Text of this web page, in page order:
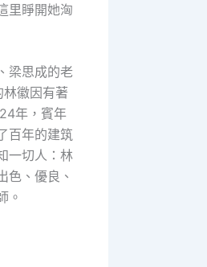
里睜開她洶
梁思成的老
徽因有著
年，賓年
百年的建筑
一切人：林
色、優良、
。